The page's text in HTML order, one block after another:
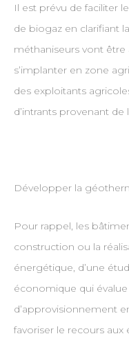
Il est prévu de faciliter
de biogaz en clarifiant
méthaniseurs vont être
s’implanter en zone
des exploitants
d’intrants provenant de
Développer la
Pour rappel, les
construction ou la
énergétique, d’une
économique qui
d’approvisionnement
favoriser le recours aux